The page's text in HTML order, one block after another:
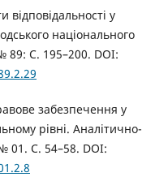
у
національного
89: С. 195–200. DOI:
забезпечення у
рівні. Аналітично-
01. С. 54–58. DOI: